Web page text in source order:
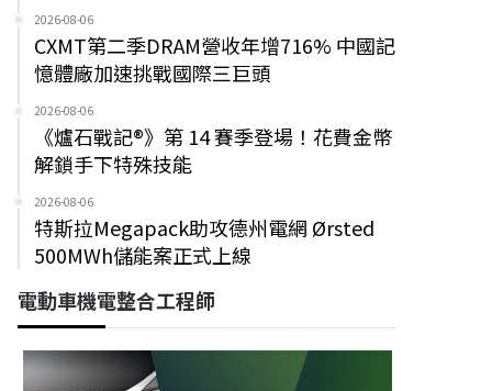
2026-08-06
CXMT第二季DRAM營收年增716% 中國記
憶體廠加速挑戰國際三巨頭
2026-08-06
《爐石戰記®》第 14 賽季登場！花費金幣
解鎖手下特殊技能
2026-08-06
特斯拉Megapack助攻德州電網 Ørsted
500MWh儲能案正式上線
電動車機電整合工程師